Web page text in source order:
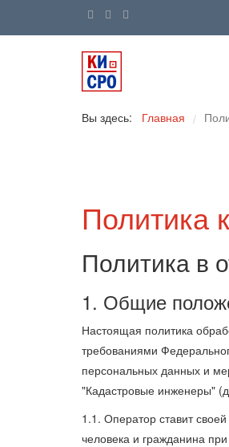
Вы здесь: Главная /
Политика
Политика в
1. Общие
Настоящая политика
требованиями
персональных данных и
"Кадастровые инженеры"
1.1. Оператор ставит
человека и гражданина